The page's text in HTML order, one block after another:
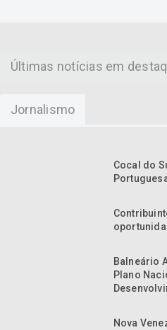
Últimas notícias em
Jornalismo
Cocal do
Balneário
Plano
Nova